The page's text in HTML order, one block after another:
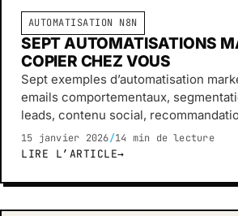
AUTOMATISATION N8N
SEPT AUTOMATISATIONS
COPIER CHEZ VOUS
Sept exemples d’automatisation
emails comportementaux,
leads, contenu social,
reporting.
15 janvier 2026/14 min de lecture
LIRE L’ARTICLE→